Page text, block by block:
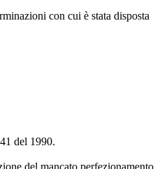
con cui è stata disposta
del 1990.
del mancato perfezionamento